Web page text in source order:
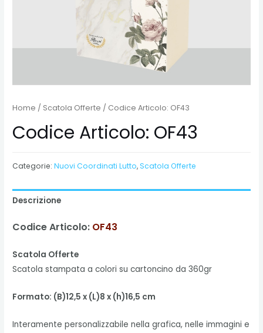
Home / Scatola Offerte / Codice Articolo: OF43
Codice Articolo: OF43
Categorie:Nuovi Coordinati Lutto,Scatola Offerte
Descrizione
Codice Articolo: OF43
Scatola Offerte
Scatola stampata a colori su cartoncino da 360gr
Formato: (B)12,5 x (L)8 x (h)16,5 cm
Interamente personalizzabile nella grafica, nelle immagini e